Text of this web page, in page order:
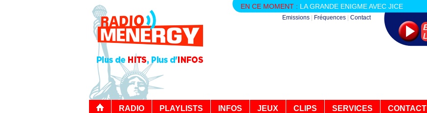
EN CE MOMENT : LA GRANDE ENIGME AVEC JICE
Emissions Fréquences Contact
RADIO PLAYLISTS INFOS JEUX CLIPS SERVICES CONTACT